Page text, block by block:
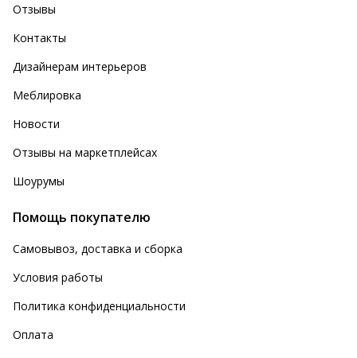
Отзывы
Контакты
Дизайнерам интерьеров
Меблировка
Новости
Отзывы на маркетплейсах
Шоурумы
Помощь покупателю
Самовывоз, доставка и сборка
Условия работы
Политика конфиденциальности
Оплата